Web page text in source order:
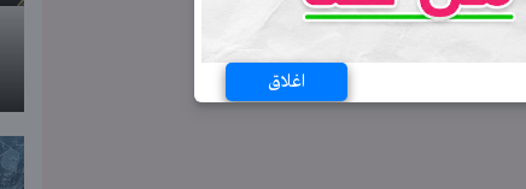
اغلاق